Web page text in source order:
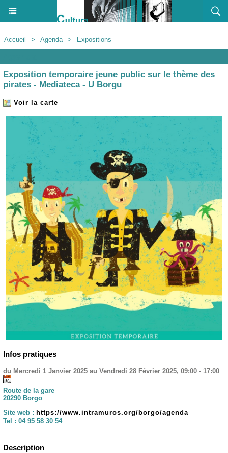
Accueil > Agenda > Expositions
Exposition temporaire jeune public sur le thème des
pirates - Mediateca - U Borgu
Voir la carte
Infos pratiques
du Mercredi 1 Janvier 2025 au Vendredi 28 Février 2025, 09:00 - 17:00
Route de la gare
20290 Borgo
Site web : https://www.intramuros.org/borgo/agenda
Tel : 04 95 58 30 54
Description